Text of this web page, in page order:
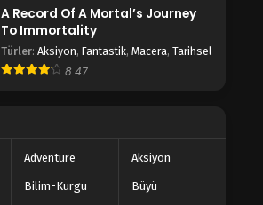
A Record Of A Mortal’s Journey
To Immortality
Türler: Aksiyon, Fantastik, Macera, Tarihsel
8.47
Adventure Aksiyon
Bilim-Kurgu Büyü